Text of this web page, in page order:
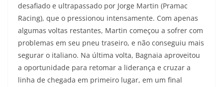
desafiado e ultrapassado por Jorge Martin (Pramac
Racing), que o pressionou intensamente. Com apenas
algumas voltas restantes, Martin começou a sofrer com
problemas em seu pneu traseiro, e não conseguiu mais
segurar o italiano. Na última volta, Bagnaia aproveitou
a oportunidade para retomar a liderança e cruzar a
linha de chegada em primeiro lugar, em um final